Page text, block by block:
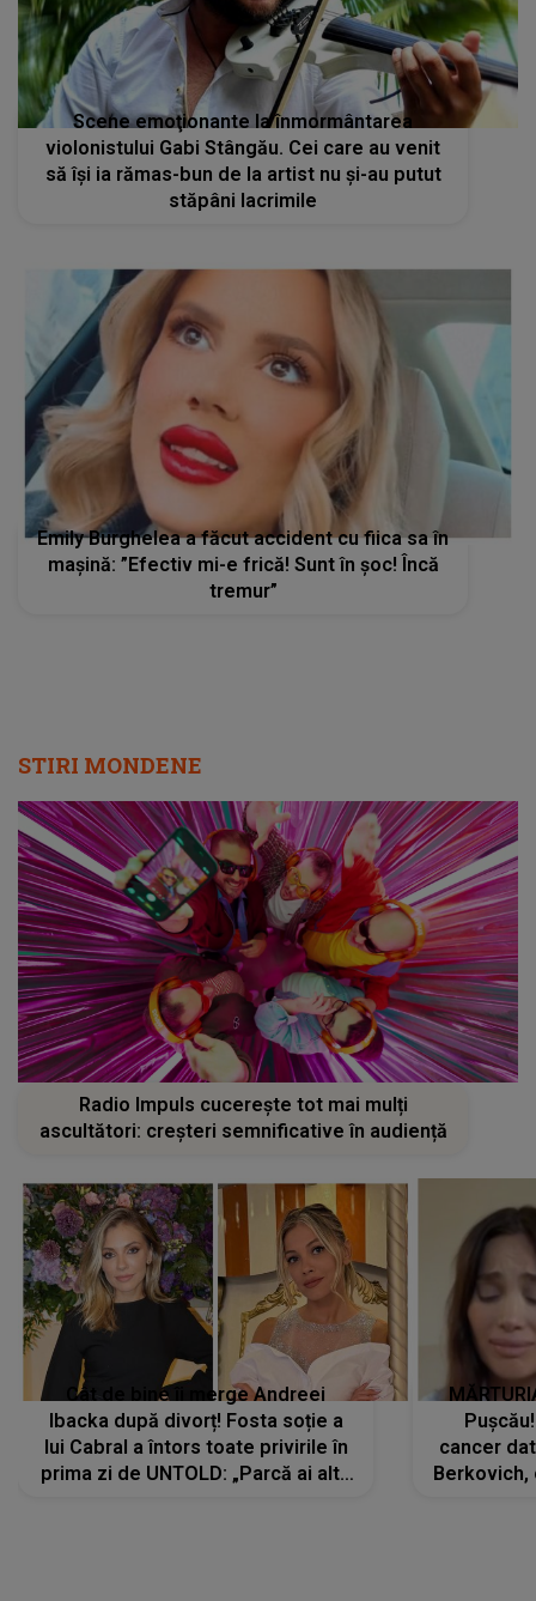
Scene emoţionante la înmormântarea
violonistului Gabi Stângău. Cei care au venit
să îşi ia rămas-bun de la artist nu și-au putut
stăpâni lacrimile
Emily Burghelea a făcut accident cu fiica sa în
mașină: ”Efectiv mi-e frică! Sunt în șoc! Încă
tremur”
STIRI MONDENE
Radio Impuls cucerește tot mai mulți
ascultători: creșteri semnificative în audiență
Cât de bine îi merge Andreei
Ibacka după divorț! Fosta soție a
lui Cabral a întors toate privirile în
prima zi de UNTOLD: „Parcă ai altă
cancer
Berkovich,